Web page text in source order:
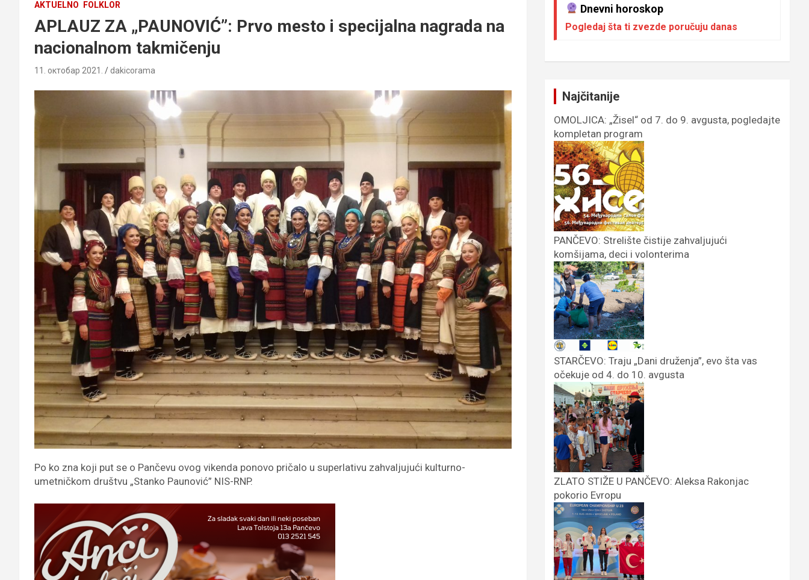
AKTUELNO FOLKLOR
APLAUZ ZA „PAUNOVIĆ”: Prvo mesto i specijalna nagrada na
nacionalnom takmičenju
11. октобар 2021. dakicorama
Po ko zna koji put se o Pančevu ovog vikenda ponovo pričalo u superlativu zahvaljujući kulturno-
umetničkom društvu „Stanko Paunović” NIS-RNP.
Dnevni horoskop
Pogledaj šta ti zvezde poručuju danas
Najčitanije
OMOLJICA: „Žisel“ od 7. do 9. avgusta, pogledajte
kompletan program
PANČEVO: Strelište čistije zahvaljujući
komšijama, deci i volonterima
STARČEVO: Traju „Dani druženja”, evo šta vas
očekuje od 4. do 10. avgusta
ZLATO STIŽE U PANČEVO: Aleksa Rakonjac
pokorio Evropu